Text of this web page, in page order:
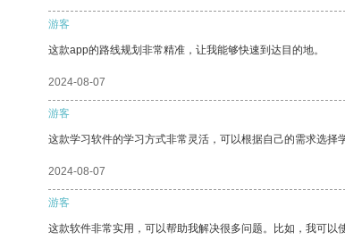
游客
这款app的路线规划非常精准，让我能够快速到达目的地。
2024-08-07
游客
这款学习软件的学习方式非常灵活，可以根据自己的需求选择
2024-08-07
游客
这款软件非常实用，可以帮助我解决很多问题。比如，我可以